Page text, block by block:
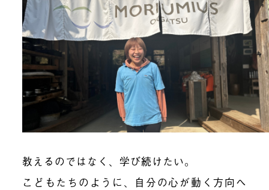
教えるのではなく、学び続けたい。
こどもたちのように、自分の心が動く方向へ